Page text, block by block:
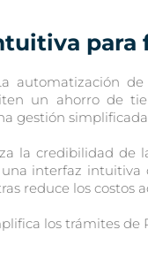
para
automatización
un ahorro de
gestión
la credibilidad de
interfaz
reduce los costos
los trámites de